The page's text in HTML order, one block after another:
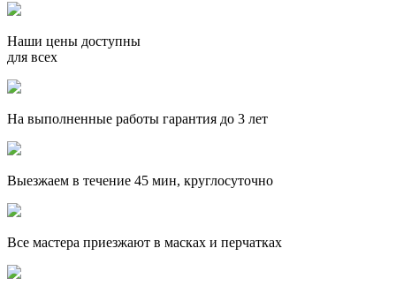
Наши цены доступны
для всех
На выполненные работы гарантия до 3 лет
Выезжаем в течение 45 мин, круглосуточно
Все мастера приезжают в масках и перчатках